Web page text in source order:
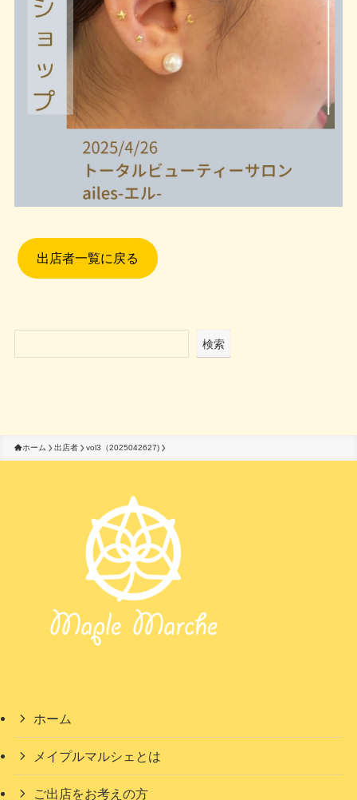
出店者一覧に戻る
検索
ホーム 出店者 vol3（2025042627)
ホーム
メイプルマルシェとは
ご出店をお考えの方